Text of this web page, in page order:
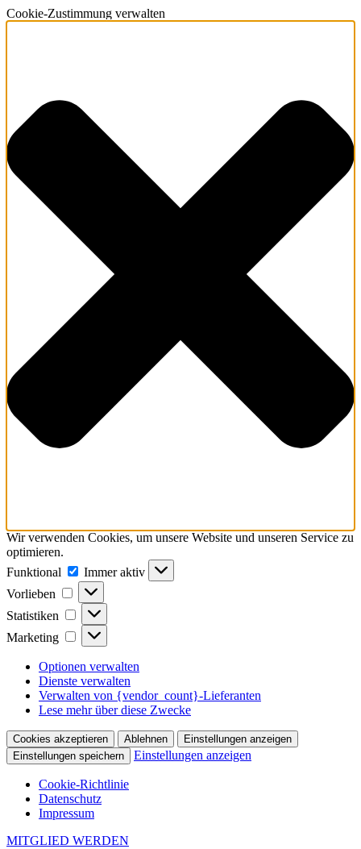
Cookie-Zustimmung verwalten
Wir verwenden Cookies, um unsere Website und unseren Service zu
optimieren.
Funktional
Funktional
Immer aktiv
Vorlieben
Vorlieben
Statistiken Statistiken
Marketing Marketing
Optionen verwalten
Dienste verwalten
Verwalten von {vendor_count}-Lieferanten
Lese mehr über diese Zwecke
Cookies akzeptieren Ablehnen
Einstellungen anzeigen
Einstellungen speichern
Einstellungen anzeigen
Cookie-Richtlinie
Datenschutz
Impressum
MITGLIED WERDEN